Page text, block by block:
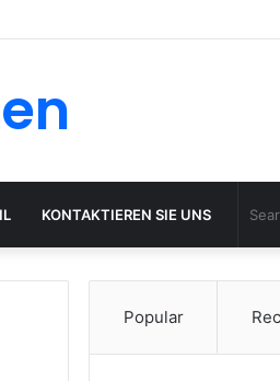
KONTAKTIEREN SIE UNS
Popular